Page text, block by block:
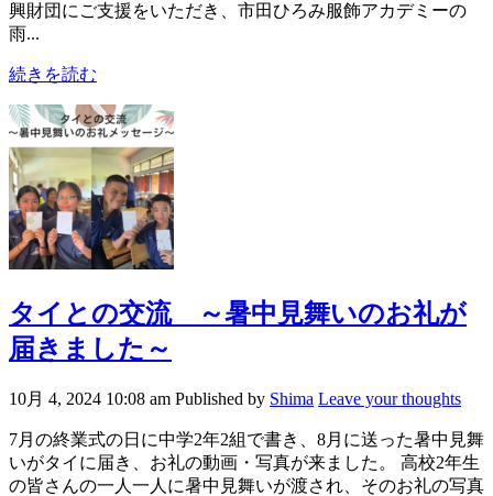
興財団にご支援をいただき、市田ひろみ服飾アカデミーの
雨...
続きを読む
タイとの交流 ～暑中見舞いのお礼が
届きました～
10月 4, 2024 10:08 am Published by Shima Leave your thoughts
7月の終業式の日に中学2年2組で書き、8月に送った暑中見舞
いがタイに届き、お礼の動画・写真が来ました。 高校2年生
の皆さんの一人一人に暑中見舞いが渡され、そのお礼の写真